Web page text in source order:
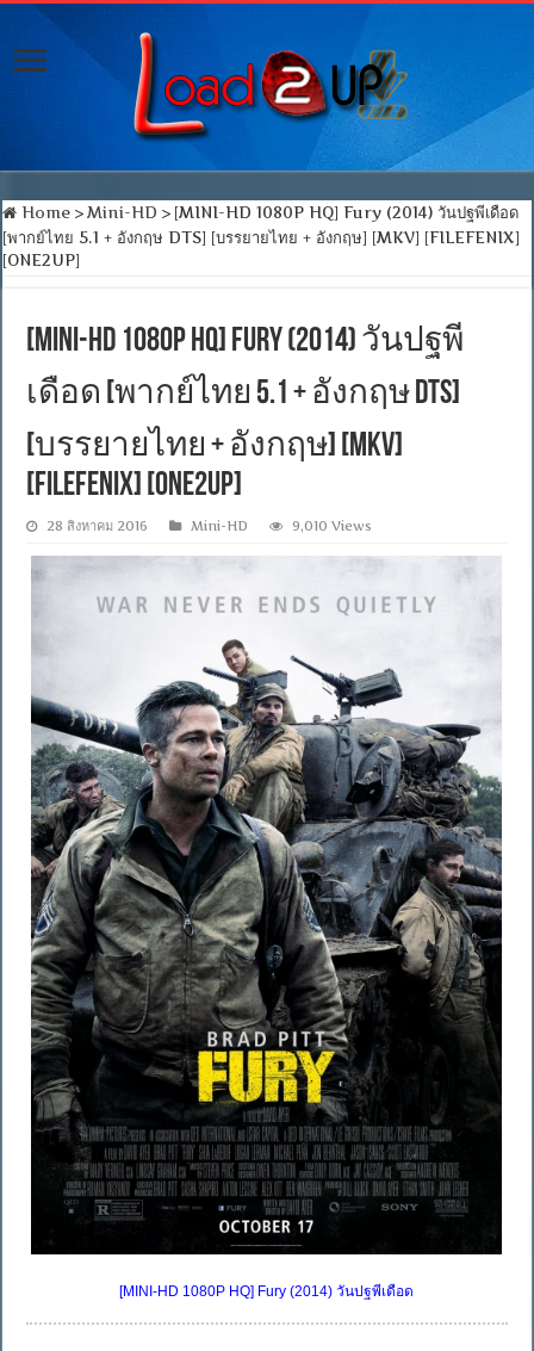
Home > Mini-HD > [MINI-HD 1080P HQ] Fury (2014) วันปฐพีเดือด
[พากย์ไทย 5.1 + อังกฤษ DTS] [บรรยายไทย + อังกฤษ] [MKV] [FILEFENIX]
[ONE2UP]
[MINI-HD 1080P HQ] Fury (2014) วันปฐพี
เดือด [พากย์ไทย 5.1 + อังกฤษ DTS]
[บรรยายไทย + อังกฤษ] [MKV]
[FILEFENIX] [ONE2UP]
28 สิงหาคม 2016 Mini-HD 9,010 Views
[MINI-HD 1080P HQ] Fury (2014) วันปฐพีเดือด